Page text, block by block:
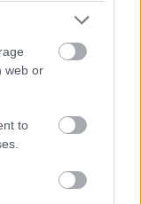
web or
to
6. helyéért
teljesített az
baj a #31-es
valamennyit